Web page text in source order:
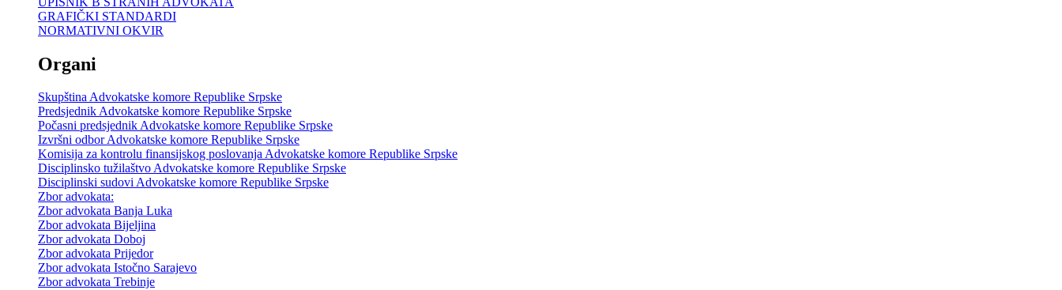
GRAFIČKI STANDARDI
NORMATIVNI OKVIR
Organi
Skupština Advokatske komore Republike Srpske
Predsjednik Advokatske komore Republike Srpske
Počasni predsjednik Advokatske komore Republike Srpske
Izvršni odbor Advokatske komore Republike Srpske
Komisija za kontrolu finansijskog poslovanja Advokatske komore Republike Srpske
Disciplinsko tužilaštvo Advokatske komore Republike Srpske
Disciplinski sudovi Advokatske komore Republike Srpske
Zbor advokata:
Zbor advokata Banja Luka
Zbor advokata Bijeljina
Zbor advokata Doboj
Zbor advokata Prijedor
Zbor advokata Istočno Sarajevo
Zbor advokata Trebinje